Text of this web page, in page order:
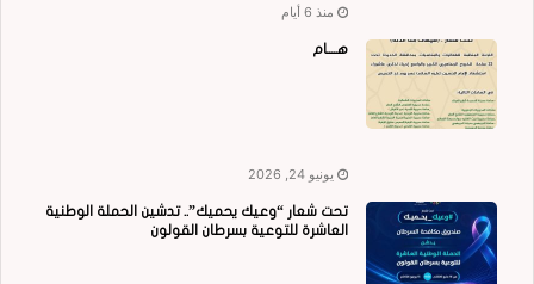
منذ 6 أيام
هــــام
يونيو 24, 2026
تحت شعار “وعيك يحميك”.. تدشين الحملة الوطنية
العاشرة للتوعية بسرطان القولون